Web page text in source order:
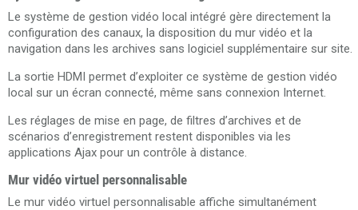
Le système de gestion vidéo local intégré gère directement la
configuration des canaux, la disposition du mur vidéo et la
navigation dans les archives sans logiciel supplémentaire sur site.
La sortie HDMI permet d’exploiter ce système de gestion vidéo
local sur un écran connecté, même sans connexion Internet.
Les réglages de mise en page, de filtres d’archives et de
scénarios d’enregistrement restent disponibles via les
applications Ajax pour un contrôle à distance.
Mur vidéo virtuel personnalisable
Le mur vidéo virtuel personnalisable affiche simultanément